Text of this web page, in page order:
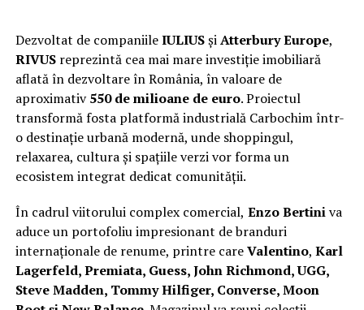
Dezvoltat de companiileIULIUSșiAtterbury Europe,
RIVUSreprezintă cea mai mare investiție imobiliară
aflată în dezvoltare în România, în valoare de
aproximativ550 de milioane de euro. Proiectul
transformă fosta platformă industrială Carbochim într-
o destinație urbană modernă, unde shoppingul,
relaxarea, cultura și spațiile verzi vor forma un
ecosistem integrat dedicat comunității.
În cadrul viitorului complex comercial, Enzo Bertiniva
aduce un portofoliu impresionant de branduri
internaționale de renume, printre careValentino, Karl
Lagerfeld, Premiata, Guess, John Richmond, UGG,
Steve Madden, Tommy Hilfiger, Converse, Moon